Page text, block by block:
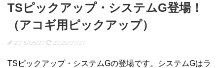
TSピックアップ・システムG登場！
（アコギ用ピックアップ）
2015/05/27 2025/07/27
TSピックアップ・システムGの登場です。システムGはラ